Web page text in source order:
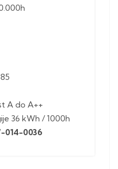
A do A++
36 kWh / 1000h
014-0036